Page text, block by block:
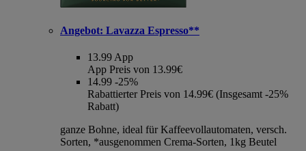
Angebot: Lavazza Espresso**
13.99 App
App Preis von 13.99€
14.99 -25%
Rabattierter Preis von 14.99€ (Insgesamt -25%
Rabatt)
ganze Bohne, ideal für Kaffeevollautomaten, versch.
Sorten, *ausgenommen Crema-Sorten, 1kg Beutel